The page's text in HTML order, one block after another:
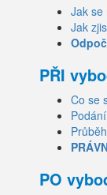
Jak se
Jak
PŘI
Co se
Podání
PO